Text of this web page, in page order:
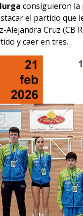
consiguieron la
el partido que
Cruz (CB
y caer en tres.